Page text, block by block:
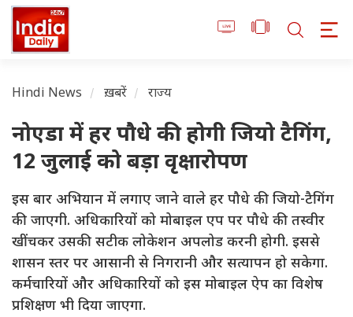
Hindi News ख़बरें राज्य
नोएडा में हर पौधे की होगी जियो टैगिंग,
12 जुलाई को बड़ा वृक्षारोपण
इस बार अभियान में लगाए जाने वाले हर पौधे की जियो-टैगिंग
की जाएगी. अधिकारियों को मोबाइल एप पर पौधे की तस्वीर
खींचकर उसकी सटीक लोकेशन अपलोड करनी होगी. इससे
शासन स्तर पर आसानी से निगरानी और सत्यापन हो सकेगा.
कर्मचारियों और अधिकारियों को इस मोबाइल ऐप का विशेष
प्रशिक्षण भी दिया जाएगा.